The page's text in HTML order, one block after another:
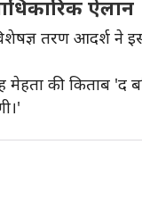
ऐलान
तरण आदर्श ने इस
मेहता की किताब 'द